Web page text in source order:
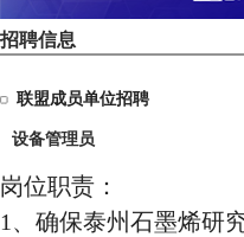
招聘信息
联盟成员单位招聘
设备管理员
岗位职责：
1、确保泰州石墨烯研